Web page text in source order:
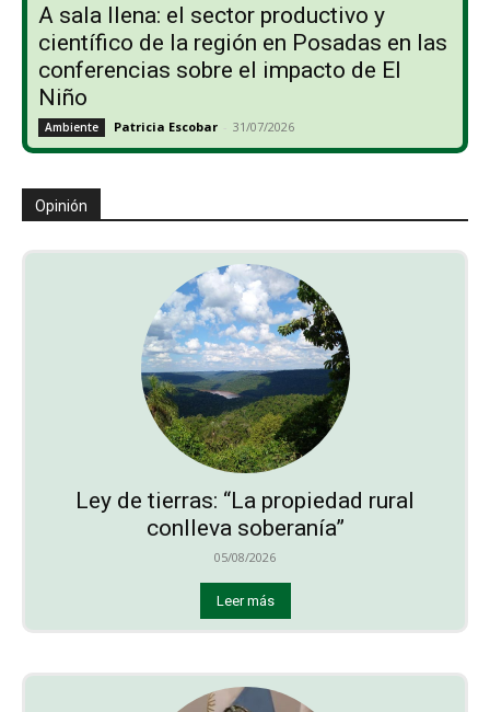
A sala llena: el sector productivo y
científico de la región en Posadas en las
conferencias sobre el impacto de El
Niño
Ambiente Patricia Escobar - 31/07/2026
Opinión
Ley de tierras: “La propiedad rural
conlleva soberanía”
05/08/2026
Leer más